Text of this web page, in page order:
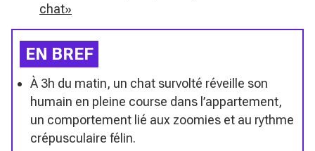
chat»
EN BREF
À 3h du matin, un chat survolté réveille son
humain en pleine course dans l’appartement,
un comportement lié aux zoomies et au rythme
crépusculaire félin.